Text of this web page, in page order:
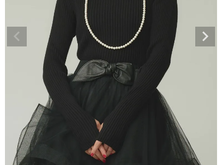
OUTLET
RE STOCK
COMING SOON
TOPICS
JOURNAL
INFORMATION